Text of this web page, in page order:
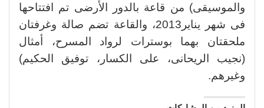
والموسيقى) من قاعة بالدور الأرضى تم افتتاحها
فى شهر يناير2013، والقاعة تضم صالة وغرفتان
ملحقتان بهما بوسترات لرواد المسرح، أمثال
(نجيب الريحانى، على الكسار، توفيق الحكيم)
وغيرهم.